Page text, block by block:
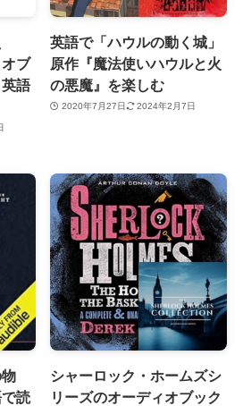
ブ
語
英語で「ハウルの動く城」
原作『魔法使いハウルと火
の悪魔』を楽しむ
2020年7月27日 2024年2月7日
読
シャーロック・ホームズシ
リーズのオーディオブック